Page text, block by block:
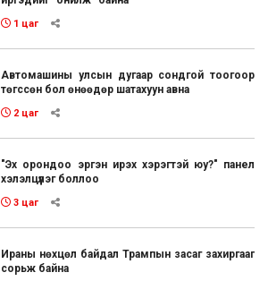
1 цаг
Автомашины улсын дугаар сондгой тоогоор
төгссөн бол өнөөдөр шатахуун авна
2 цаг
"Эх орондоо эргэн ирэх хэрэгтэй юу?" панел
хэлэлцүүлэг боллоо
3 цаг
Ираны нөхцөл байдал Трампын засаг захиргааг
сорьж байна